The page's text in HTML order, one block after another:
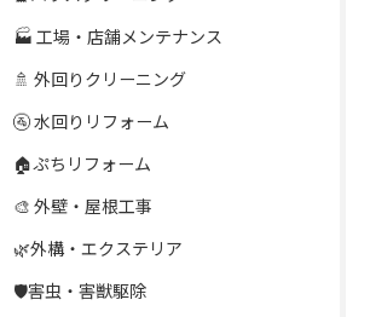
🏭 工場・店舗メンテナンス
🚿 外回りクリーニング
🚰 水回りリフォーム
🏠ぷちリフォーム
🎨 外壁・屋根工事
🌿外構・エクステリア
🛡️害虫・害獣駆除